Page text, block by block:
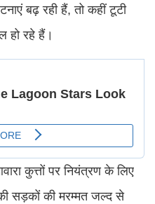
बढ़ रही हैं, तो कहीं टूटी
हो रहे हैं।
कुत्तों पर नियंत्रण के लिए
सड़कों की मरम्मत जल्द से